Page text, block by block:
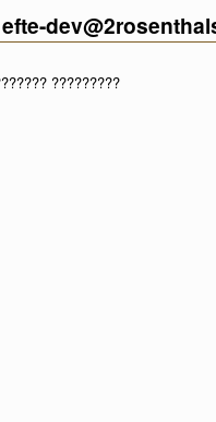
?????????